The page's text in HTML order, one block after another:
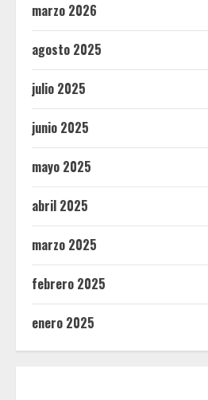
marzo 2026
agosto 2025
julio 2025
junio 2025
mayo 2025
abril 2025
marzo 2025
febrero 2025
enero 2025